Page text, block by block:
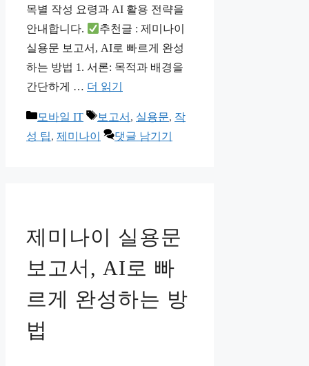
목별 작성 요령과 AI 활용 전략을
안내합니다.
추천글 : 제미나이
실용문 보고서, AI로 빠르게 완성
하는 방법 1. 서론: 목적과 배경을
간단하게 … 더 읽기
카
테
모바일 IT
태
그
보고서 , 실용문, 작
성 팁, 제미나이 댓글 남기기
제미나이 실용문
보고서, AI로 빠
르게 완성하는 방
법